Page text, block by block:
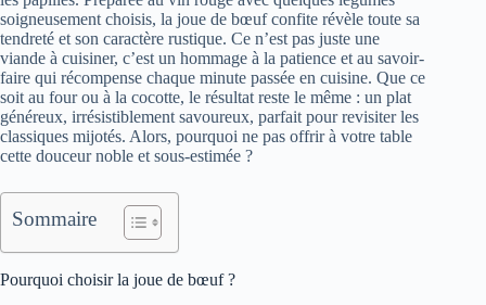
soigneusement choisis, la joue de bœuf confite révèle toute sa
tendreté et son caractère rustique. Ce n’est pas juste une
viande à cuisiner, c’est un hommage à la patience et au savoir-
faire qui récompense chaque minute passée en cuisine. Que ce
soit au four ou à la cocotte, le résultat reste le même : un plat
généreux, irrésistiblement savoureux, parfait pour revisiter les
classiques mijotés. Alors, pourquoi ne pas offrir à votre table
cette douceur noble et sous-estimée ?
Sommaire
Pourquoi choisir la joue de bœuf ?